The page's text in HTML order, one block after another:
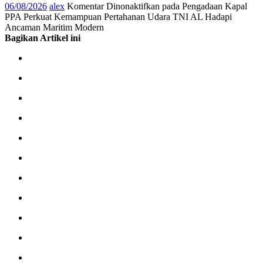
06/08/2026 alex Komentar Dinonaktifkan pada Pengadaan Kapal
PPA Perkuat Kemampuan Pertahanan Udara TNI AL Hadapi
Ancaman Maritim Modern
Bagikan Artikel ini